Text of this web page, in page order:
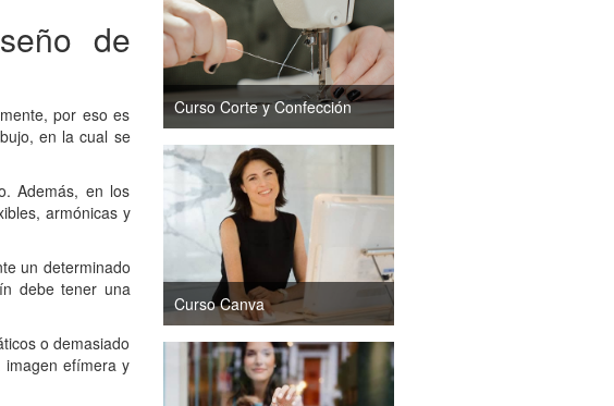
de
por eso es
en la cual se
Además, en los
armónicas y
un determinado
debe tener una
o demasiado
efímera y
Curso Corte y Confección
Curso Canva